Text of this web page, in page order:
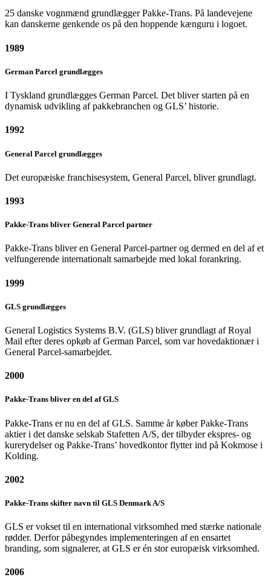
25 danske vognmænd grundlægger Pakke-Trans. På landevejene
kan danskerne genkende os på den hoppende kænguru i logoet.
1989
German Parcel grundlægges
I Tyskland grundlægges German Parcel. Det bliver starten på en
dynamisk udvikling af pakkebranchen og GLS’ historie.
1992
General Parcel grundlægges
Det europæiske franchisesystem, General Parcel, bliver grundlagt.
1993
Pakke-Trans bliver General Parcel partner
Pakke-Trans bliver en General Parcel-partner og dermed en del af et
velfungerende internationalt samarbejde med lokal forankring.
1999
GLS grundlægges
General Logistics Systems B.V. (GLS) bliver grundlagt af Royal
Mail efter deres opkøb af German Parcel, som var hovedaktionær i
General Parcel-samarbejdet.
2000
Pakke-Trans bliver en del af GLS
Pakke-Trans er nu en del af GLS. Samme år køber Pakke-Trans
aktier i det danske selskab Stafetten A/S, der tilbyder ekspres- og
kurerydelser og Pakke-Trans’ hovedkontor flytter ind på Kokmose i
Kolding.
2002
Pakke-Trans skifter navn til GLS Denmark A/S
GLS er vokset til en international virksomhed med stærke nationale
rødder. Derfor påbegyndes implementeringen af en ensartet
branding, som signalerer, at GLS er én stor europæisk virksomhed.
2006